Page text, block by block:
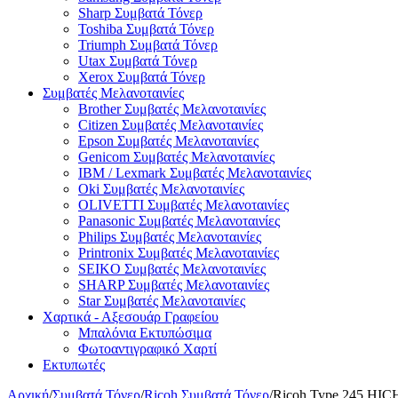
Sharp Συμβατά Τόνερ
Toshiba Συμβατά Τόνερ
Triumph Συμβατά Τόνερ
Utax Συμβατά Τόνερ
Xerox Συμβατά Τόνερ
Συμβατές Μελανοταινίες
Brother Συμβατές Μελανοταινίες
Citizen Συμβατές Μελανοταινίες
Epson Συμβατές Μελανοταινίες
Genicom Συμβατές Μελανοταινίες
IBM / Lexmark Συμβατές Μελανοταινίες
Oki Συμβατές Μελανοταινίες
OLIVETTI Συμβατές Μελανοταινίες
Panasonic Συμβατές Μελανοταινίες
Philips Συμβατές Μελανοταινίες
Printronix Συμβατές Μελανοταινίες
SEIKO Συμβατές Μελανοταινίες
SHARP Συμβατές Μελανοταινίες
Star Συμβατές Μελανοταινίες
Χαρτικά - Αξεσουάρ Γραφείου
Μπαλόνια Εκτυπώσιμα
Φωτοαντιγραφικό Χαρτί
Εκτυπωτές
Αρχική/Συμβατά Τόνερ/Ricoh Συμβατά Τόνερ/Ricoh Type 245